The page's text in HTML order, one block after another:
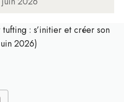
: s’initier et créer son
2026)